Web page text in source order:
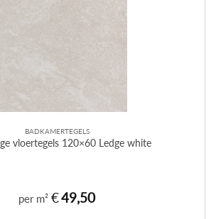
BADKAMERTEGELS
vloertegels 120×60 Ledge white
per m² €49,50